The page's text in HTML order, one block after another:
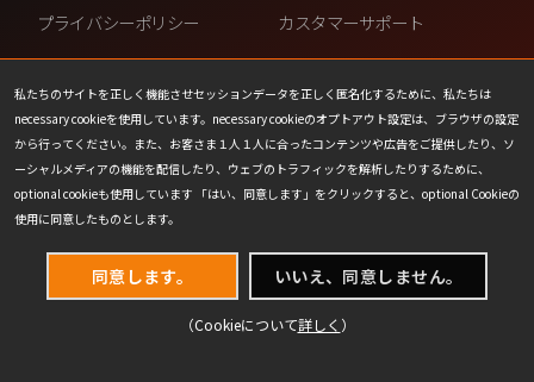
私たちのサイトを正しく機能させセッションデータを正しく匿名化するために、私たちは
necessary cookieを使用しています。necessary cookieのオプトアウト設定は、ブラウザの設定
から行ってください。また、お客さま１人１人に合ったコンテンツや広告をご提供したり、ソ
ーシャルメディアの機能を配信したり、ウェブのトラフィックを解析したりするために、
optional cookieも使用しています 「はい、同意します」をクリックすると、optional Cookieの
使用に同意したものとします。
同意します。 いいえ、同意しません。
（Cookieについて詳しく ）
プライバシーポリシー
カスタマーサポート
ファンコンテンツ・ポリシー
個人情報の販売や共有を許可し
ない
COOKIE
プレスリリース
会社情報
お問い合わせ